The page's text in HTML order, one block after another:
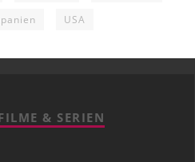
USA
& SERIEN